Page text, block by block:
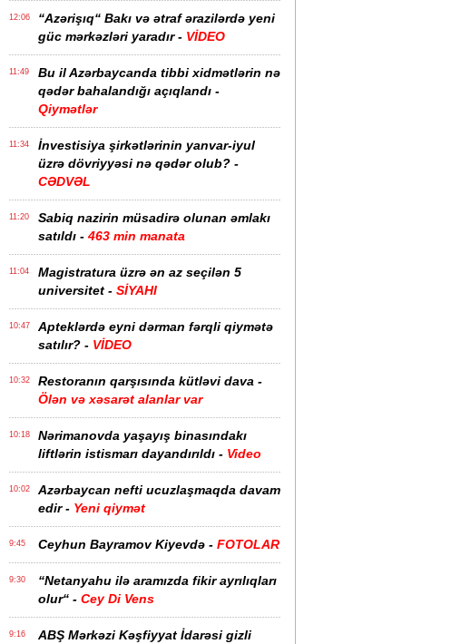
12:06
“Azərişıq“ Bakı və ətraf ərazilərdə yeni
güc mərkəzləri yaradır - VİDEO
11:49
Bu il Azərbaycanda tibbi xidmətlərin nə
qədər bahalandığı açıqlandı -
Qiymətlər
11:34
İnvestisiya şirkətlərinin yanvar-iyul
üzrə dövriyyəsi nə qədər olub? -
CƏDVƏL
11:20
Sabiq nazirin müsadirə olunan əmlakı
satıldı - 463 min manata
11:04
Magistratura üzrə ən az seçilən 5
universitet - SİYAHI
10:47
Apteklərdə eyni dərman fərqli qiymətə
satılır? - VİDEO
10:32
Restoranın qarşısında kütləvi dava -
Ölən və xəsarət alanlar var
10:18
Nərimanovda yaşayış binasındakı
liftlərin istismarı dayandırıldı - Video
10:02
Azərbaycan nefti ucuzlaşmaqda davam
edir - Yeni qiymət
9:45 Ceyhun Bayramov Kiyevdə - FOTOLAR
9:30
“Netanyahu ilə aramızda fikir ayrılıqları
olur“ - Cey Di Vens
9:16
ABŞ Mərkəzi Kəşfiyyat İdarəsi gizli